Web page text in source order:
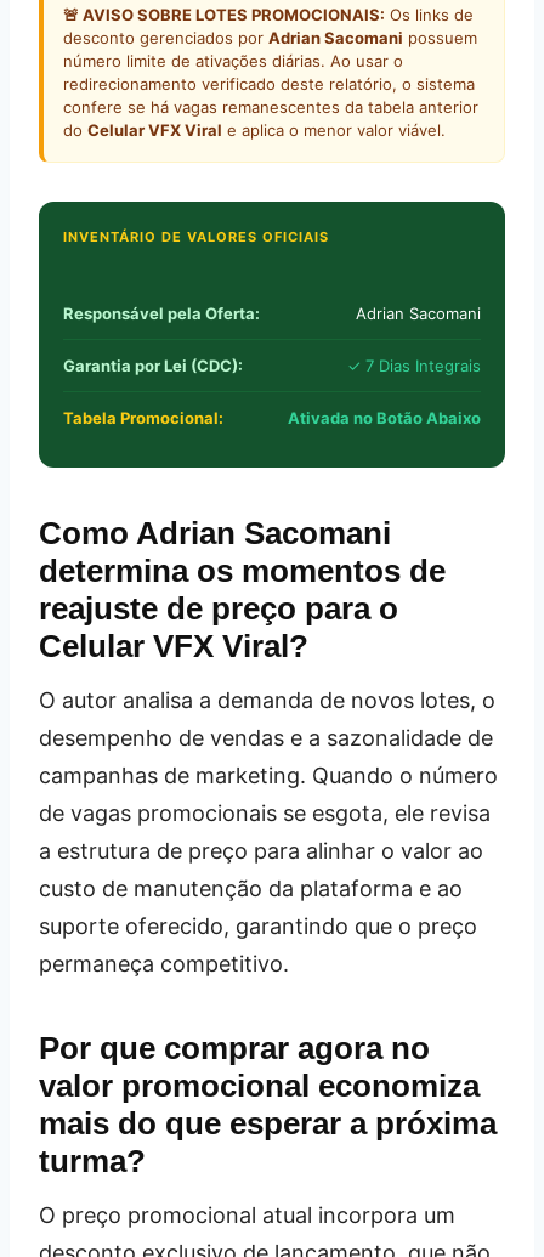
🚨 AVISO SOBRE LOTES PROMOCIONAIS: Os links de
desconto gerenciados por Adrian Sacomani possuem
número limite de ativações diárias. Ao usar o
redirecionamento verificado deste relatório, o sistema
confere se há vagas remanescentes da tabela anterior
do Celular VFX Viral e aplica o menor valor viável.
INVENTÁRIO DE VALORES OFICIAIS
Responsável pela Oferta: Adrian Sacomani
Garantia por Lei (CDC): ✓ 7 Dias Integrais
Tabela Promocional: Ativada no Botão Abaixo
Como Adrian Sacomani
determina os momentos de
reajuste de preço para o
Celular VFX Viral?
O autor analisa a demanda de novos lotes, o
desempenho de vendas e a sazonalidade de
campanhas de marketing. Quando o número
de vagas promocionais se esgota, ele revisa
a estrutura de preço para alinhar o valor ao
custo de manutenção da plataforma e ao
suporte oferecido, garantindo que o preço
permaneça competitivo.
Por que comprar agora no
valor promocional economiza
mais do que esperar a próxima
turma?
O preço promocional atual incorpora um